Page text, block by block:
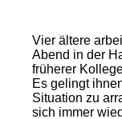
Vier ältere
Abend in der
früherer
Es gelingt
Situation zu
sich immer